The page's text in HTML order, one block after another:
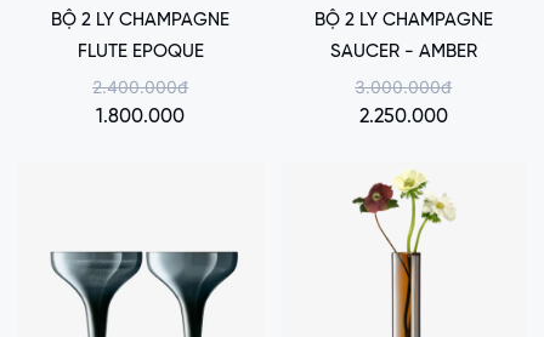
BỘ 2 LY CHAMPAGNE
FLUTE EPOQUE
2.400.000đ
1.800.000
BỘ 2 LY CHAMPAGNE
SAUCER - AMBER
3.000.000đ
2.250.000